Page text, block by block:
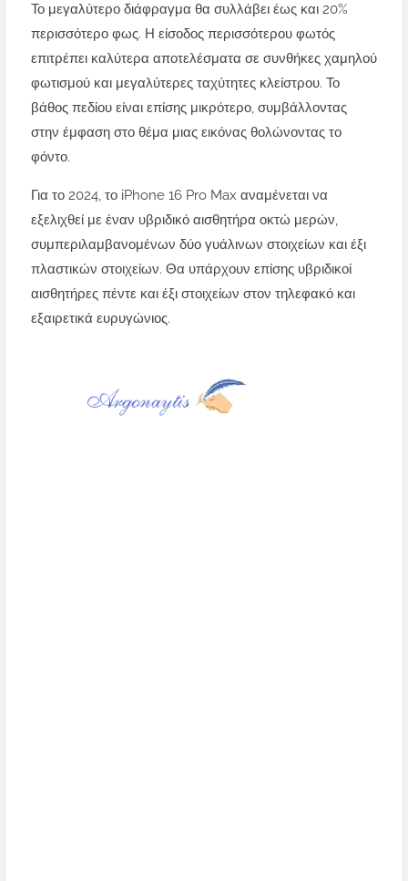
Το μεγαλύτερο διάφραγμα θα συλλάβει έως και 20%
περισσότερο φως. Η είσοδος περισσότερου φωτός
επιτρέπει καλύτερα αποτελέσματα σε συνθήκες χαμηλού
φωτισμού και μεγαλύτερες ταχύτητες κλείστρου. Το
βάθος πεδίου είναι επίσης μικρότερο, συμβάλλοντας
στην έμφαση στο θέμα μιας εικόνας θολώνοντας το
φόντο.
Για το 2024, το iPhone 16 Pro Max αναμένεται να
εξελιχθεί με έναν υβριδικό αισθητήρα οκτώ μερών,
συμπεριλαμβανομένων δύο γυάλινων στοιχείων και έξι
πλαστικών στοιχείων. Θα υπάρχουν επίσης υβριδικοί
αισθητήρες πέντε και έξι στοιχείων στον τηλεφακό και
εξαιρετικά ευρυγώνιος.